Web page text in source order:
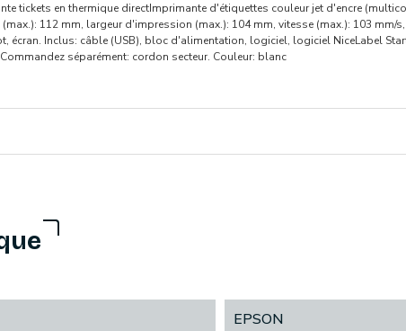
tickets en thermique directImprimante d'étiquettes couleur jet d'encre
112 mm, largeur d'impression (max.): 104 mm, vitesse (max.): 103 mm/s,
écran. Inclus: câble (USB), bloc d'alimentation, logiciel, logiciel NiceLabel
séparément: cordon secteur. Couleur: blanc
EPSON